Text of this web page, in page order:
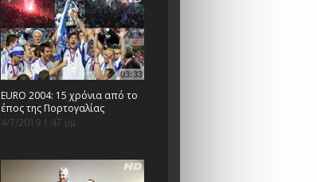
03:33
EURO 2004: 15 χρόνια από το
έπος της Πορτογαλίας
4/7/2019 1:47 μμ